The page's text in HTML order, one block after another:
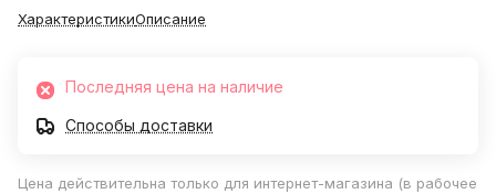
ХарактеристикиОписание
Последняя цена на наличие
Способы доставки
Цена действительна только для интернет-магазина (в рабочее